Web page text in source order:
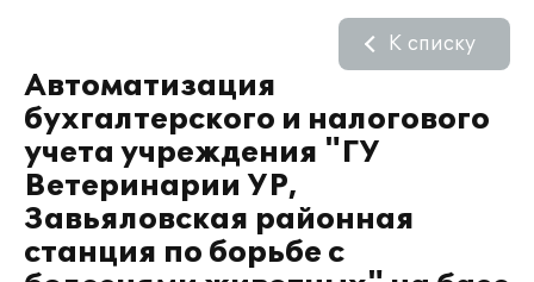
Автоматизация
бухгалтерского и налогового
учета учреждения "ГУ
Ветеринарии УР,
Завьяловская районная
станция по борьбе с
К списку